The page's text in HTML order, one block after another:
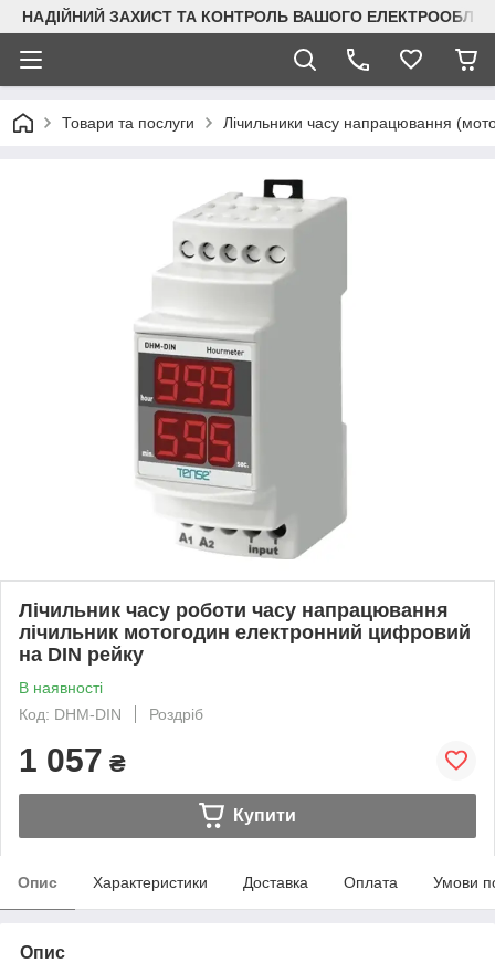
НАДІЙНИЙ ЗАХИСТ ТА КОНТРОЛЬ ВАШОГО
Товари та послуги Лічильники часу напрацювання
Лічильник часу роботи часу напрацювання
лічильник мотогодин електронний цифровий
на DIN рейку
В наявності
Код: DHM-DIN
Роздріб
1 057 ₴
Купити
Опис Характеристики Доставка Оплата Умови
Опис